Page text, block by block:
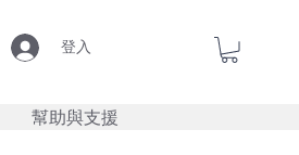
登入
幫助與支援